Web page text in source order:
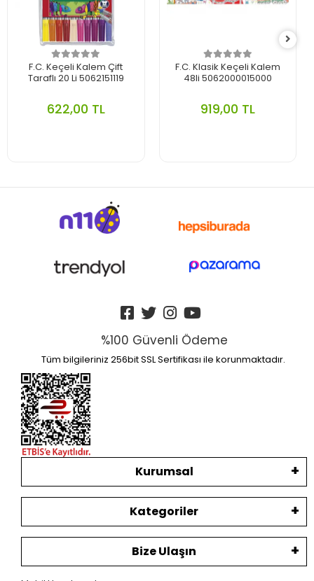
F.C. Keçeli Kalem Çift
Taraflı 20 Li 5062151119
622,00 TL
F.C. Klasik Keçeli Kalem
48li 5062000015000
919,00 TL
%100 Güvenli Ödeme
Tüm bilgileriniz 256bit SSL Sertifikası ile korunmaktadır.
Kurumsal
Kategoriler
Bize Ulaşın